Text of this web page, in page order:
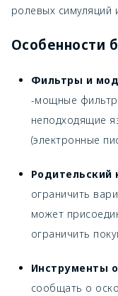
ролевых симуляций
Особенности
Фильтры и
-мощные
неподходящие
(электронные
Родительский
ограничить
может
ограничить
Инструменты
сообщать о